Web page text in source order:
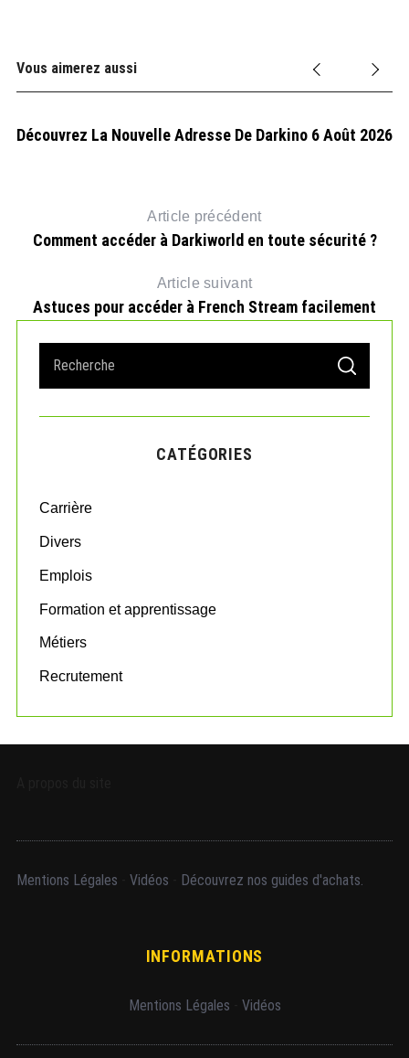
Vous aimerez aussi
Découvrez La Nouvelle Adresse De Darkino 6 Août 2026
Article précédent
Comment accéder à Darkiworld en toute sécurité ?
Article suivant
Astuces pour accéder à French Stream facilement
a
r
o
:
S
A
C
CATÉGORIES
Carrière
Divers
Emplois
Formation et apprentissage
Métiers
Recrutement
Mentions Légales Vidéos Découvrez nos guides d'achats.
INFORMATIONS
Mentions Légales Vidéos